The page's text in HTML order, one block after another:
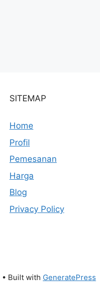
SITEMAP
Home
Profil
Pemesanan
Harga
Blog
Privacy Policy
• Built with GeneratePress